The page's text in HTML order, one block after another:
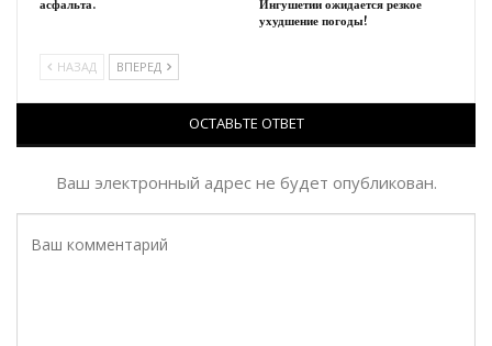
асфальта.
Ингушетии ожидается резкое
ухудшение погоды!
НАЗАД ВПЕРЕД
ОСТАВЬТЕ ОТВЕТ
Ваш электронный адрес не будет опубликован.